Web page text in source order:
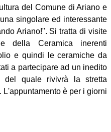
del Comune di Ariano e
singolare ed interessante
Ariano!". Si tratta di visite
della Ceramica inerenti
e quindi le ceramiche da
a partecipare ad un inedito
del quale rivivrà la stretta
è per i giorni